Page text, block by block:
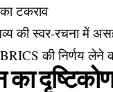
का टकराव
की स्वर-रचना में
की निर्णय लेने